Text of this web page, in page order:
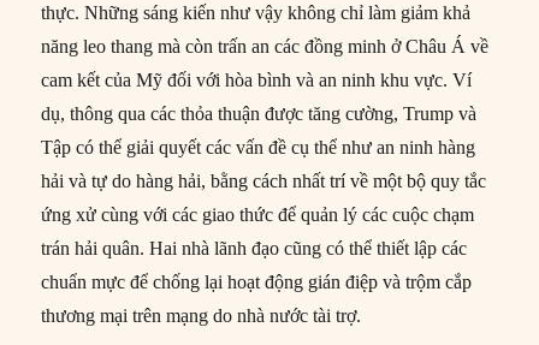
thực. Những sáng kiến như vậy không chỉ làm giảm khả
năng leo thang mà còn trấn an các đồng minh ở Châu Á về
cam kết của Mỹ đối với hòa bình và an ninh khu vực. Ví
dụ, thông qua các thỏa thuận được tăng cường, Trump và
Tập có thể giải quyết các vấn đề cụ thể như an ninh hàng
hải và tự do hàng hải, bằng cách nhất trí về một bộ quy tắc
ứng xử cùng với các giao thức để quản lý các cuộc chạm
trán hải quân. Hai nhà lãnh đạo cũng có thể thiết lập các
chuẩn mực để chống lại hoạt động gián điệp và trộm cắp
thương mại trên mạng do nhà nước tài trợ.